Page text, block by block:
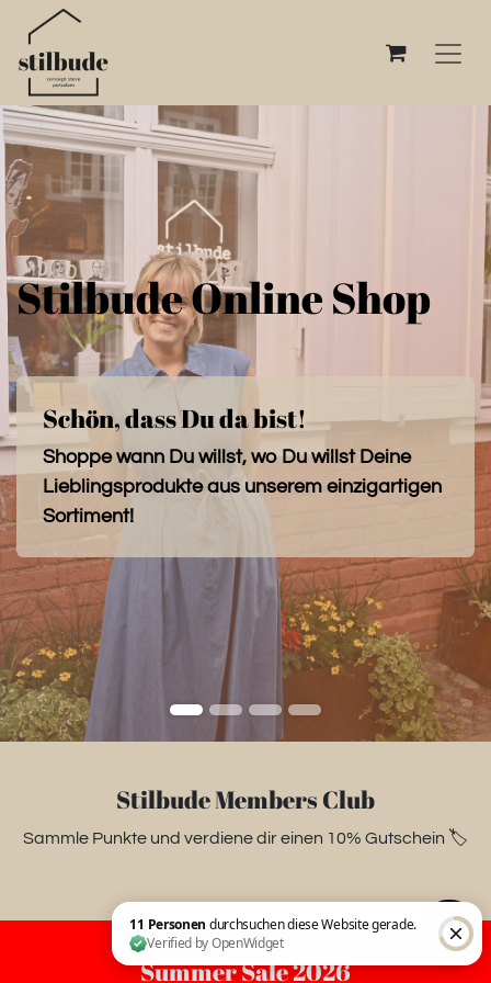
Stilbude Online Shop
Schön, dass Du da bist!
Shoppe wann Du willst, wo Du willst Deine
Lieblingsprodukte aus unserem einzigartigen
Sortiment!
Stilbude Members Club
Sammle Punkte und verdiene dir einen 10% Gutschein 🏷️
Summer Sale 2026